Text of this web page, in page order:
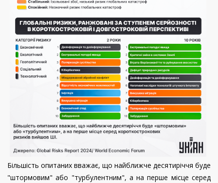
Більшість опитаних вважає, що найближче десятиріччя буде
"штормовим" або "турбулентним", а на перше місце серед